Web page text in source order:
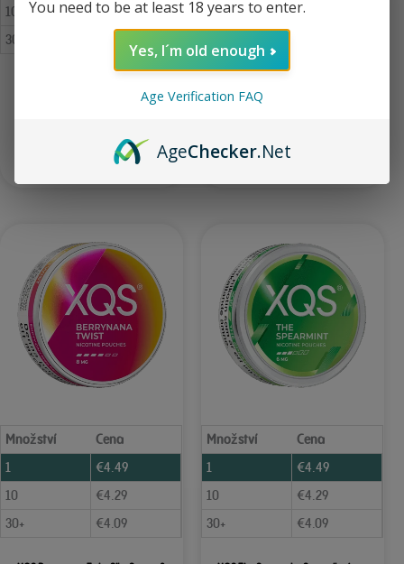
10
€4.29
30+
Přidat do košíku
10
€4.29
Přidat do košíku
Množství
Cena
1
€4.49
10
€4.29
30+
€4.09
Množství
Cena
1
€4.49
10
€4.29
30+
€4.09
You need to be at least 18 years to enter.
Yes, I´m old enough
Age Verification FAQ
AgeChecker.Net